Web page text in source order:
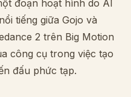
đoạn hoạt hình do AI
tiếng giữa Gojo và
2 trên Big Motion
công cụ trong việc tạo
đấu phức tạp.